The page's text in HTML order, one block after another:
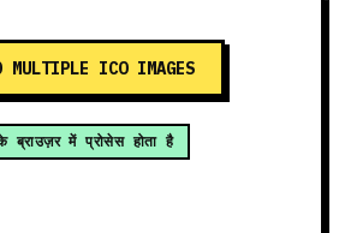
MULTIPLE ICO IMAGES
ब्राउज़र में प्रोसेस होता है